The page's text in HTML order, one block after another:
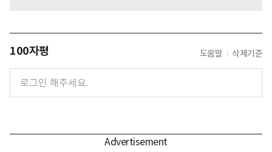
100자평 도움말 삭제기준